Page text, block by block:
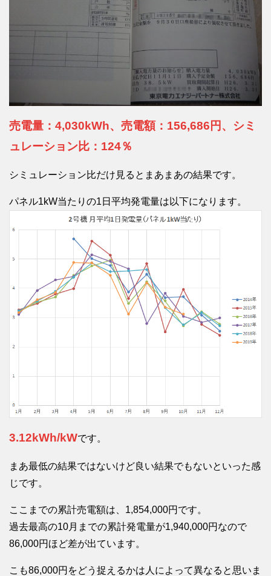
売電量：4,030kWh、売電額：156,686円、シミ
ュレーション比：124％
シミュレーション比だけ見るとまあまあの結果です。
パネル1kW当たりの1日平均発電量は以下になります。
3.12kWh/kWです。
まあ最低の結果ではないけど良い結果でもないといった感
じです。
ここまでの累計売電額は、1,854,000円です。
過去最高の10月までの累計発電量が1,940,000円なので
86,000円ほど差が出ています。
こも86,000円をどう捉えるかは人によって異なると思いま